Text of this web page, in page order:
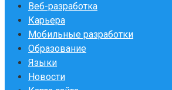
Веб-разработка
Карьера
Мобильные разработки
Образование
Языки
Новости